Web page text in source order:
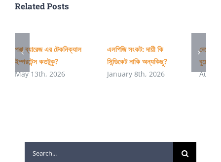
Related Posts
পদ্মা ব্যারেজ এর টেকনিক্যাল
ইম্পরটেন্স কতটুকু?
May 13th, 2026
এলপিজি সংকট: দায়ী কি
সিন্ডিকেট নাকি অন্যকিছু?
January 8th, 2026
দেশের
বুয়েটের
Search